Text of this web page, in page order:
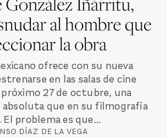
al hombre que
la obra
ofrece con su nueva
en las salas de cine
próximo 27 de octubre, una
que en su filmografía
El problema es que...
DÍAZ DE LA VEGA